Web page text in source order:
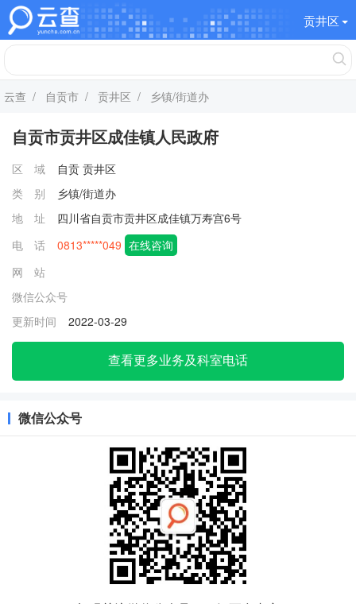
贡井区
云查 / 自贡市 / 贡井区 / 乡镇/街道办
自贡市贡井区成佳镇人民政府
区 域 自贡 贡井区
类 别
乡镇/街道办
地 址
四川省自贡市贡井区成佳镇万寿宫6号
电 话
0813*****049 在线咨询
网 站
微信公众号
更新时间
2022-03-29
查看更多业务及科室电话
微信公众号